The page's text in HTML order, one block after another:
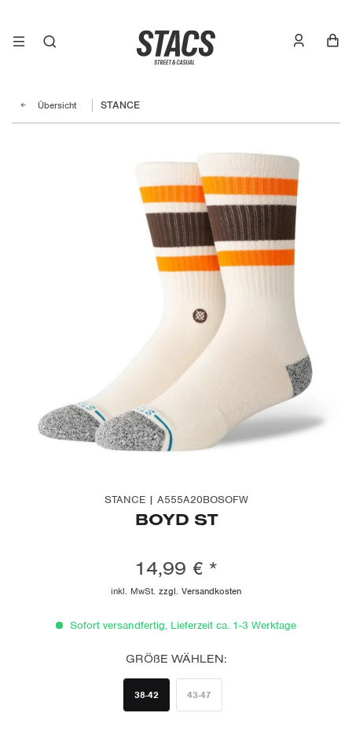
Übersicht STANCE
STANCE | A555A20BOSOFW
BOYD ST
14,99 € *
inkl. MwSt. zzgl. Versandkosten
Sofort versandfertig, Lieferzeit ca. 1-3 Werktage
GRÖßE WÄHLEN:
38-42 43-47